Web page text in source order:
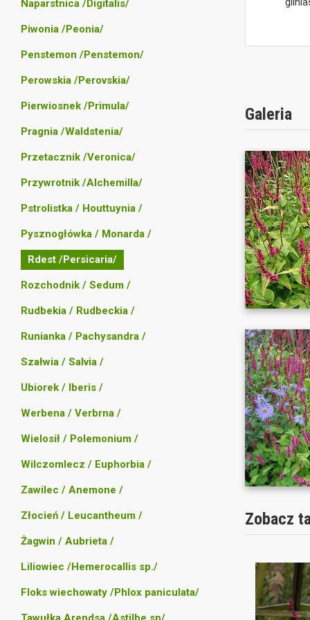
Naparstnica /Digitalis/
Piwonia /Peonia/
Penstemon /Penstemon/
Perowskia /Perovskia/
Pierwiosnek /Primula/
Pragnia /Waldstenia/
Przetacznik /Veronica/
Przywrotnik /Alchemilla/
Pstrolistka / Houttuynia /
Pysznogłówka / Monarda /
Rdest /Persicaria/
Rozchodnik / Sedum /
Rudbekia / Rudbeckia /
Runianka / Pachysandra /
Szałwia / Salvia /
Ubiorek / Iberis /
Werbena / Verbrna /
Wielosił / Polemonium /
Wilczomlecz / Euphorbia /
Zawilec / Anemone /
Złocień / Leucantheum /
Żagwin / Aubrieta /
Liliowiec /Hemerocallis sp./
Floks wiechowaty /Phlox paniculata/
Galeria
Zobacz